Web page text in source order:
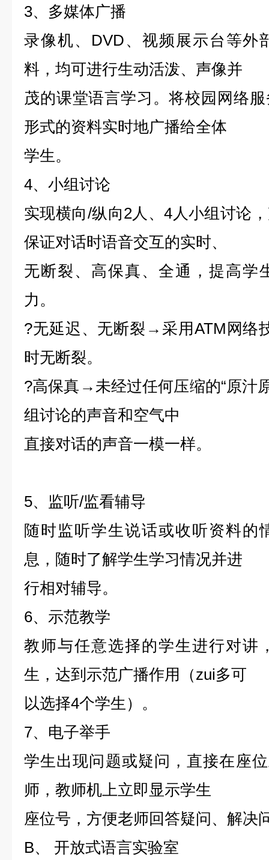
3、多媒体广播
录像机、DVD、视频展示台等外
料，均可进行生动活泼、声像并
茂的课堂语言学习。将校园网络
形式的资料实时地广播给全体
学生。
4、小组讨论
实现横向/纵向2人、4人小组讨论
保证对话时语音交互的实时、
无断裂、高保真、全通，提高学
力。
?无延迟、无断裂→采用ATM网络
时无断裂。
?高保真→未经过任何压缩的“原汁
组讨论的声音和空气中
直接对话的声音一模一样。
5、监听/监看辅导
随时监听学生说话或收听资料的
息，随时了解学生学习情况并进
行相对辅导。
6、示范教学
教师与任意选择的学生进行对讲
生，达到示范广播作用（zui多可
以选择4个学生）。
7、电子举手
学生出现问题或疑问，直接在座
师，教师机上立即显示学生
座位号，方便老师回答疑问、解决
B、 开放式语言实验室